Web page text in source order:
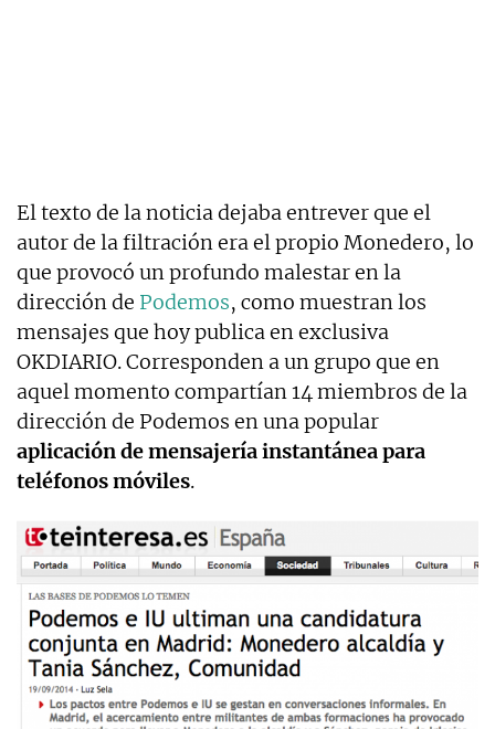
El texto de la noticia dejaba entrever que el
autor de la filtración era el propio Monedero, lo
que provocó un profundo malestar en la
dirección de Podemos, como muestran los
mensajes que hoy publica en exclusiva
OKDIARIO. Corresponden a un grupo que en
aquel momento compartían 14 miembros de la
dirección de Podemos en una popular
aplicación de mensajería instantánea para
teléfonos móviles.